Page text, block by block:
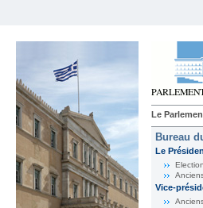
Le
Bureau
Le
Vice-